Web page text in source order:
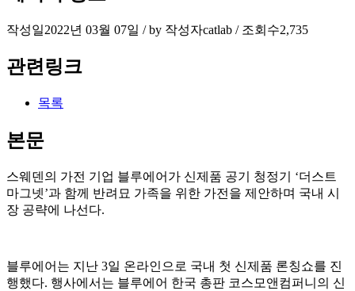
작성일2022년 03월 07일 / by 작성자catlab / 조회수2,735
관련링크
목록
본문
스웨덴의 가전 기업 블루에어가 신제품 공기 청정기 ‘더스트
마그넷’과 함께 반려묘 가족을 위한 가전을 제안하며 국내 시
장 공략에 나선다.
블루에어는 지난 3일 온라인으로 국내 첫 신제품 론칭쇼를 진
행했다. 행사에서는 블루에어 한국 총판 코스모앤컴퍼니의 신